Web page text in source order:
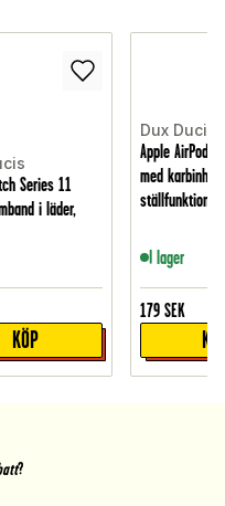
Series 11
i läder,
KÖP
Dux Ducis
Apple AirPods
med
ställfunktion,
I lager
179 SEK
?